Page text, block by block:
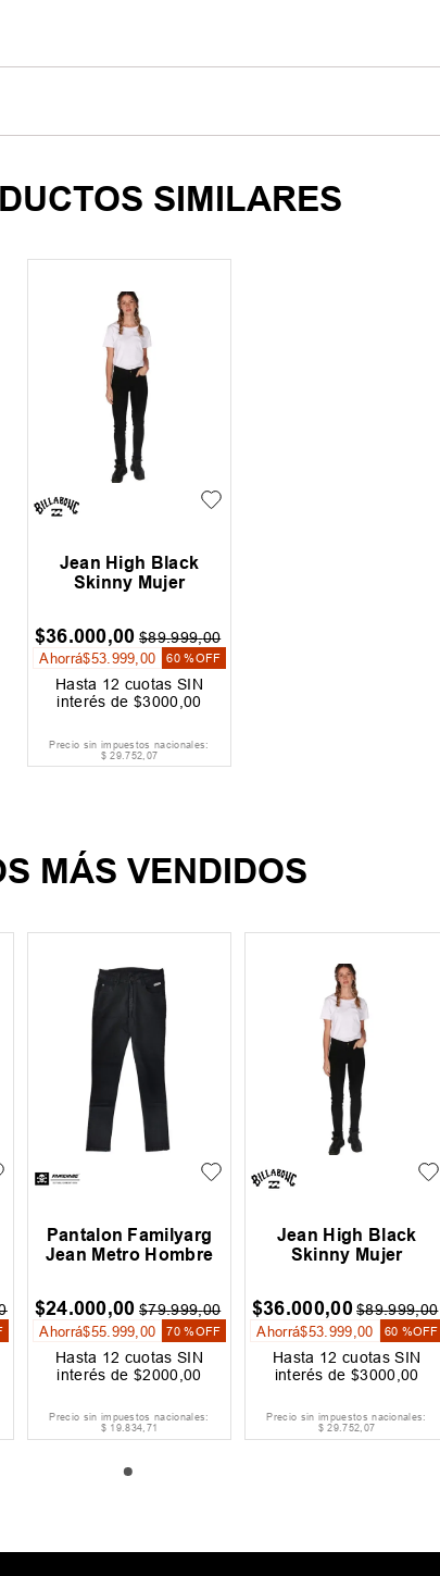
SIMILARES
Jean High Black
Skinny Mujer
$36.000,00 $89.999,00
Ahorrá$53 999 00 60 %OFF
Hasta 12 cuotas SIN
interés de $3000 00
Precio sin impuestos nacionales:
$ 29.752,07
MÁS VENDIDOS
Pantalon Familyarg
Jean Metro Hombre
$24.000,00 $79.999,00
Ahorrá$55 999 00 70 %OFF
Hasta 12 cuotas SIN
interés de $2000 00
Precio sin impuestos nacionales:
$ 19.834,71
Jean High Black
Skinny Mujer
$36.000,00$89.999,00
Ahorrá$53 999 00 60 %OFF
Hasta 12 cuotas SIN
interés de$3000 ,00
Precio sin impuestos nacionales:
$ 29.752,07